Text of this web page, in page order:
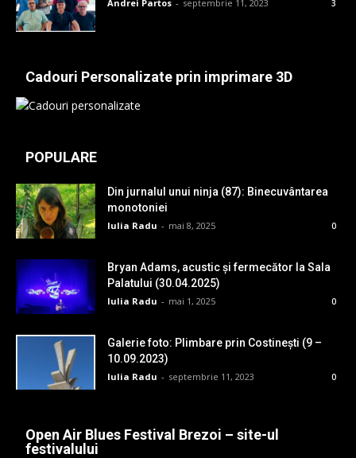
Andrei Partos - septembrie 11, 2023 3
Cadouri Personalizate prin imprimare 3D
POPULARE
Din jurnalul unui ninja (87): Binecuvântarea
monotoniei
Iulia Radu - mai 8, 2025 0
Bryan Adams, acustic și fermecător la Sala
Palatului (30.04.2025)
Iulia Radu - mai 1, 2025 0
Galerie foto: Plimbare prin Costinești (9 –
10.09.2023)
Iulia Radu - septembrie 11, 2023 0
Open Air Blues Festival Brezoi – site-ul
festivalului